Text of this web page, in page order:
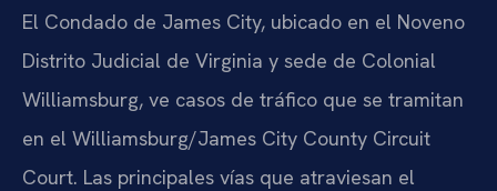
El Condado de James City, ubicado en el Noveno
Distrito Judicial de Virginia y sede de Colonial
Williamsburg, ve casos de tráfico que se tramitan
en el Williamsburg/James City County Circuit
Court. Las principales vías que atraviesan el